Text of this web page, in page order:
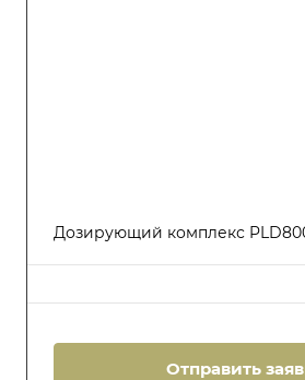
Дозирующий комплекс
Отправить